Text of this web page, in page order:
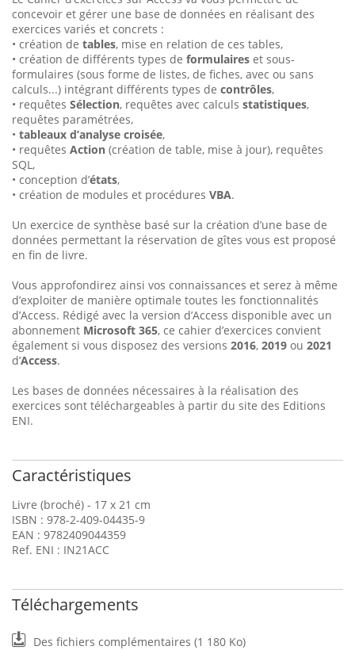
concevoir et gérer une base de données en réalisant des
exercices variés et concrets :
• création de tables, mise en relation de ces tables,
• création de différents types de formulaires et sous-
formulaires (sous forme de listes, de fiches, avec ou sans
calculs...) intégrant différents types de contrôles,
• requêtes Sélection, requêtes avec calculs statistiques,
requêtes paramétrées,
• tableaux d’analyse croisée,
• requêtes Action (création de table, mise à jour), requêtes
SQL,
• conception d’états,
• création de modules et procédures VBA.
Un exercice de synthèse basé sur la création d’une base de
données permettant la réservation de gîtes vous est proposé
en fin de livre.
Vous approfondirez ainsi vos connaissances et serez à même
d’exploiter de manière optimale toutes les fonctionnalités
d’Access. Rédigé avec la version d’Access disponible avec un
abonnement Micro­soft 365, ce cahier d’exercices convient
également si vous disposez des versions 2016, 2019 ou 2021
d’Access.
Les bases de données nécessaires à la réalisation des
exercices sont téléchargeables à partir du site des Editions
ENI.
Caractéristiques
Livre (broché) - 17 x 21 cm
ISBN : 978-2-409-04435-9
EAN : 9782409044359
Ref. ENI : IN21ACC
Téléchargements
Des fichiers complémentaires (1 180 Ko)